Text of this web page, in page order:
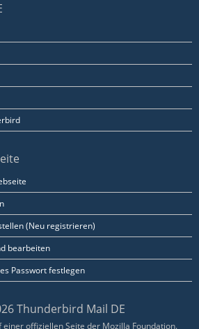
(Neu registrieren)
bearbeiten
Passwort festlegen
Thunderbird Mail DE
einer offiziellen Seite der Mozilla Foundation.